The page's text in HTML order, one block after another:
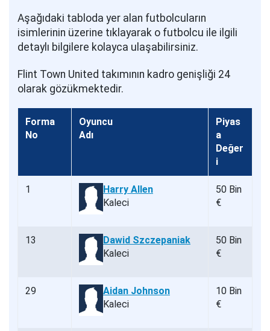
Aşağıdaki tabloda yer alan futbolcuların
isimlerinin üzerine tıklayarak o futbolcu ile ilgili
detaylı bilgilere kolayca ulaşabilirsiniz.
Flint Town United takımının kadro genişliği 24
olarak gözükmektedir.
Forma
No
Oyuncu
Adı
Piyas
a
Değer
i
1
Harry Allen
Kaleci
50 Bin
€
13
Dawid Szczepaniak
Kaleci
50 Bin
€
29
Aidan Johnson
Kaleci
10 Bin
€